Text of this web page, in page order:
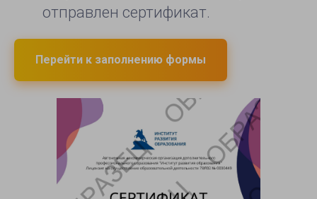
отправлен сертификат.
Перейти к заполнению формы